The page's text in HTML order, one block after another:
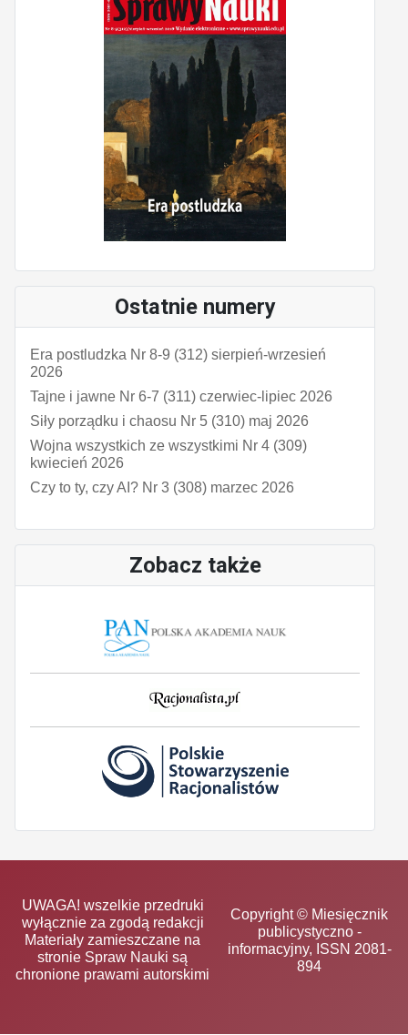
Ostatnie numery
Era postludzka Nr 8-9 (312) sierpień-wrzesień
2026
Tajne i jawne Nr 6-7 (311) czerwiec-lipiec 2026
Siły porządku i chaosu Nr 5 (310) maj 2026
Wojna wszystkich ze wszystkimi Nr 4 (309)
kwiecień 2026
Czy to ty, czy AI? Nr 3 (308) marzec 2026
Zobacz także
UWAGA! wszelkie przedruki
wyłącznie za zgodą redakcji
Materiały zamieszczane na
stronie Spraw Nauki są
chronione prawami autorskimi
Copyright © Miesięcznik
publicystyczno -
informacyjny, ISSN 2081-
894